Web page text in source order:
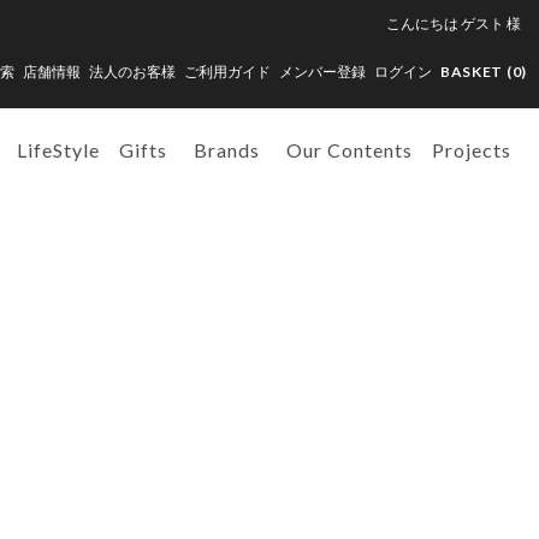
こんにちは ゲスト 様
店舗情報 法人のお客様 ご利用ガイド メンバー登録 ログイン BASKET (0)
LifeStyle Gifts Brands Our Contents Projects